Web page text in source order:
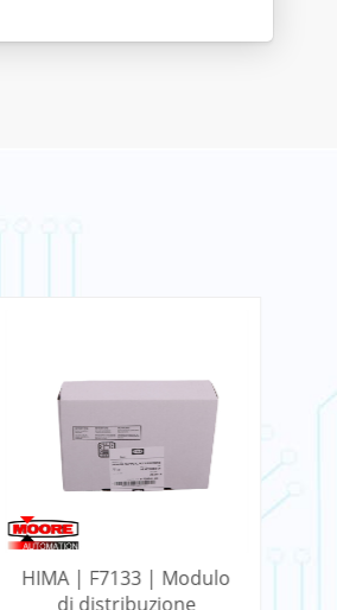
HIMA | F8641 | Modulo
CPU